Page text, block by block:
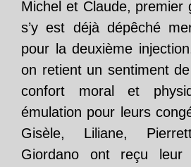
Michel et Claude, premier
s’y est déjà dépêché
pour la deuxième
on retient un sentiment
confort moral et
émulation pour leurs
Gisèle, Liliane,
Giordano ont reçu leur